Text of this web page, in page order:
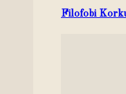
Filofobi